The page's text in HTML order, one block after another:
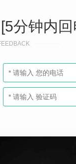
分钟内回